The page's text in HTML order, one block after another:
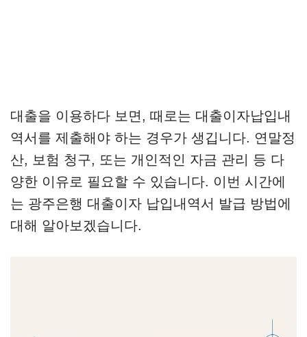
대출을 이용하다 보면, 때로는 대출이자납입내
역서를 제출해야 하는 경우가 생깁니다. 연말정
산, 보험 청구, 또는 개인적인 자금 관리 등 다
양한 이유로 필요할 수 있습니다. 이번 시간에
는 광주은행 대출이자 납입내역서 발급 방법에
대해 알아보겠습니다.